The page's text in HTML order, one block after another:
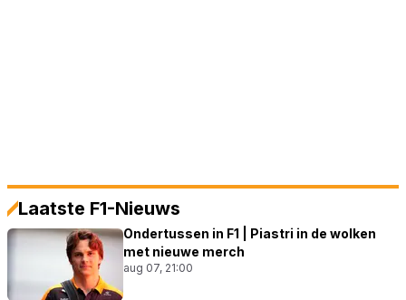
Laatste F1-Nieuws
Ondertussen in F1 | Piastri in de wolken
met nieuwe merch
aug 07, 21:00